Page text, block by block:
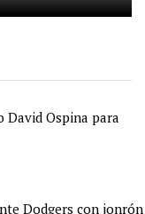
Ospina para
Dodgers con jonrón